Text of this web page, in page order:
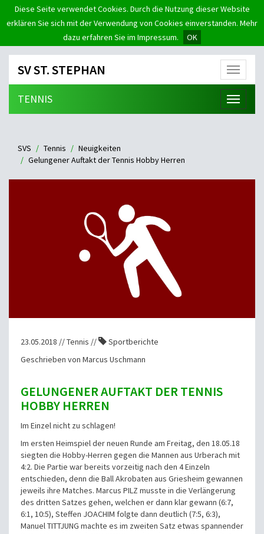
Diese Seite verwendet Cookies. Durch die Nutzung dieser Website
erklären Sie sich mit der Verwendung von Cookies einverstanden. Mehr
dazu erfahren Sie im Impressum.
OK
Menü
SV ST. STEPHAN
Menü
TENNIS
SVS Tennis
Neuigkeiten
Gelungener Auftakt der Tennis Hobby Herren
23.05.2018 // Tennis //
Sportberichte
Geschrieben von Marcus Uschmann
GELUNGENER AUFTAKT DER TENNIS
HOBBY HERREN
Im Einzel nicht zu schlagen!
Im ersten Heimspiel der neuen Runde am Freitag, den 18.05.18
siegten die Hobby-Herren gegen die Mannen aus Urberach mit
4:2. Die Partie war bereits vorzeitig nach den 4 Einzeln
entschieden, denn die Ball Akrobaten aus Griesheim gewannen
jeweils ihre Matches. Marcus PILZ musste in die Verlängerung
des dritten Satzes gehen, welchen er dann klar gewann (6:7,
6:1, 10:5), Steffen JOACHIM folgte dann deutlich (7:5, 6:3),
Manuel TITTJUNG machte es im zweiten Satz etwas spannender